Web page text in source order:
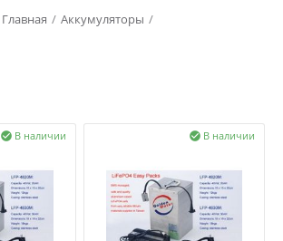
Главная / Аккумуляторы /
В наличии
 В наличии
